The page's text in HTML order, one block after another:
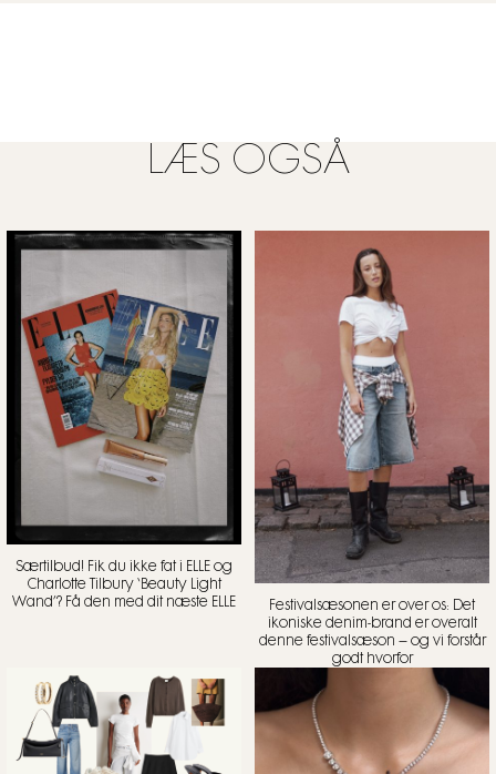
LÆS OGSÅ
Særtilbud! Fik du ikke fat i ELLE og
Charlotte Tilbury ‘Beauty Light
Wand’? Få den med dit næste ELLE
Festivalsæsonen er over os: Det
ikoniske denim-brand er overalt
denne festivalsæson – og vi forstår
godt hvorfor